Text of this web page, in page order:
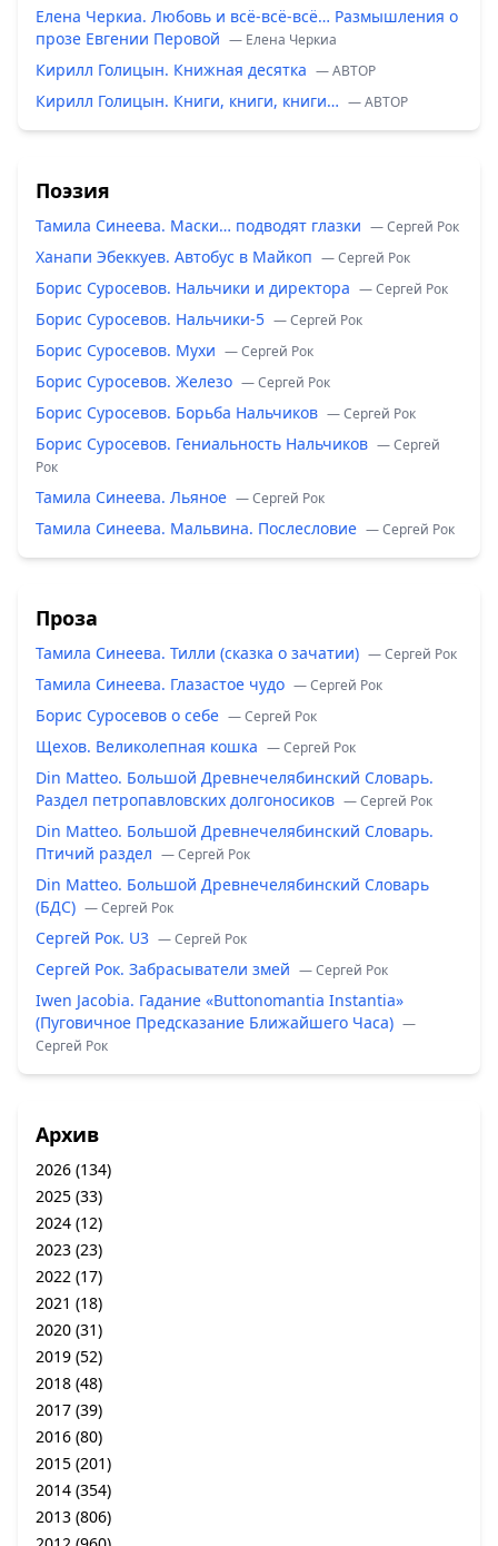
Елена Черкиа. Любовь и всё-всё-всё… Размышления о
прозе Евгении Перовой — Елена Черкиа
Кирилл Голицын. Книжная десятка — ABTOP
Кирилл Голицын. Книги, книги, книги… — ABTOP
Поэзия
Тамила Синеева. Маски… подводят глазки — Сергей Рок
Ханапи Эбеккуев. Автобус в Майкоп — Сергей Рок
Борис Суросевов. Нальчики и директора — Сергей Рок
Борис Суросевов. Нальчики-5 — Сергей Рок
Борис Суросевов. Мухи — Сергей Рок
Борис Суросевов. Железо — Сергей Рок
Борис Суросевов. Борьба Нальчиков — Сергей Рок
Борис Суросевов. Гениальность Нальчиков — Сергей
Рок
Тамила Синеева. Льяное — Сергей Рок
Тамила Синеева. Мальвина. Послесловие — Сергей Рок
Проза
Тамила Синеева. Тилли (сказка о зачатии) — Сергей Рок
Тамила Синеева. Глазастое чудо — Сергей Рок
Борис Суросевов о себе — Сергей Рок
Щехов. Великолепная кошка — Сергей Рок
Din Matteo. Большой Древнечелябинский Словарь.
Раздел петропавловских долгоносиков — Сергей Рок
Din Matteo. Большой Древнечелябинский Словарь.
Птичий раздел — Сергей Рок
Din Matteo. Большой Древнечелябинский Словарь
(БДС) — Сергей Рок
Сергей Рок. U3 — Сергей Рок
Сергей Рок. Забрасыватели змей — Сергей Рок
Iwen Jacobia. Гадание «Buttonomantia Instantia»
(Пуговичное Предсказание Ближайшего Часа) —
Сергей Рок
Архив
2026 (134)
2025 (33)
2024 (12)
2023 (23)
2022 (17)
2021 (18)
2020 (31)
2019 (52)
2018 (48)
2017 (39)
2016 (80)
2015 (201)
2014 (354)
2013 (806)